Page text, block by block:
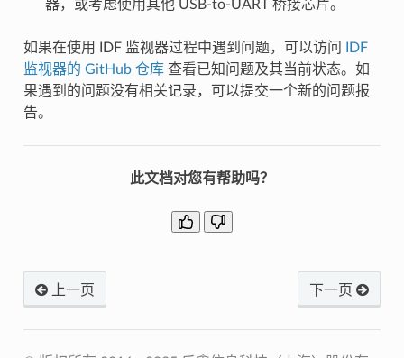
器，或考虑使用其他 USB-to-UART 桥接芯片。
如果在使用 IDF 监视器过程中遇到问题，可以访问
IDF
监视器的 GitHub 仓库查看已知问题及其当前状态。如
果遇到的问题没有相关记录，可以提交一个新的问题报
告。
此文档对您有帮助吗？
上一页 下一页